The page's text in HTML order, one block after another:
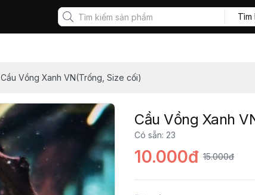
Tìm
Cầu Vồng Xanh VN(Trống, Size cối)
Cầu Vồng Xanh
Có sẵn: 23
10.000đ 15.000đ